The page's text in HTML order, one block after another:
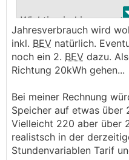
.
Wichtig sind immer
deine
ich nicht sagen.
Speichergröße
Vollzyklen/Jahr. Alles
Jahresverbrauch wird
inkl. BEV natürlich.
noch ein 2. BEV dazu.
Richtung 20kWh gehen...
Bei meiner Rechnung
Speicher auf etwas über
Vielleicht 220 aber über
realistsch in der
Stundenvariablen Tarif